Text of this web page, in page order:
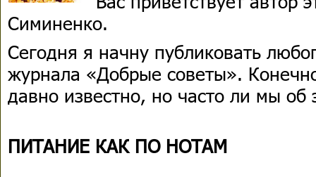
Симиненко.
Сегодня я начну публиковать
журнала «Добрые советы».
давно известно, но часто ли мы об
ПИТАНИЕ КАК ПО НОТАМ